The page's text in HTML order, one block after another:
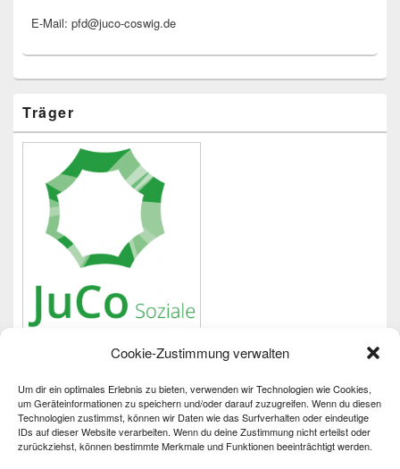
Cookie-Zustimmung verwalten
Um dir ein optimales Erlebnis zu bieten, verwenden wir Technologien wie Cookies,
um Geräteinformationen zu speichern und/oder darauf zuzugreifen. Wenn du diesen
Technologien zustimmst, können wir Daten wie das Surfverhalten oder eindeutige
IDs auf dieser Website verarbeiten. Wenn du deine Zustimmung nicht erteilst oder
zurückziehst, können bestimmte Merkmale und Funktionen beeinträchtigt werden.
E-Mail: pfd@juco-coswig.de
Träger
Wichtiges
Impressum